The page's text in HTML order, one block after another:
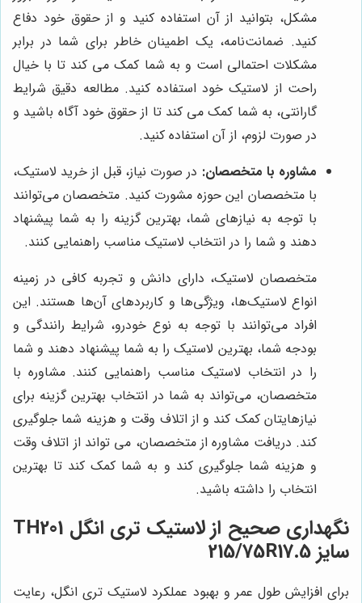
مشکل، بتوانید از آن استفاده کنید و از حقوق خود دفاع
کنید. ضمانت‌نامه، یک اطمینان خاطر برای شما در برابر
مشکلات احتمالی است و به شما کمک می کند تا با خیال
راحت از لاستیک خود استفاده کنید. مطالعه دقیق شرایط
گارانتی، به شما کمک می کند تا از حقوق خود آگاه باشید و
در صورت لزوم، از آن استفاده کنید.
مشاوره با متخصصان: در صورت نیاز، قبل از خرید لاستیک،
با متخصصان این حوزه مشورت کنید. متخصصان می‌توانند
با توجه به نیازهای شما، بهترین گزینه را به شما پیشنهاد
دهند و شما را در انتخاب لاستیک مناسب راهنمایی کنند.
متخصصان لاستیک، دارای دانش و تجربه کافی در زمینه
انواع لاستیک‌ها، ویژگی‌ها و کاربردهای آن‌ها هستند. این
افراد می‌توانند با توجه به نوع خودرو، شرایط رانندگی و
بودجه شما، بهترین لاستیک را به شما پیشنهاد دهند و شما
را در انتخاب لاستیک مناسب راهنمایی کنند. مشاوره با
متخصصان، می‌تواند به شما در انتخاب بهترین گزینه برای
نیازهایتان کمک کند و از اتلاف وقت و هزینه شما جلوگیری
کند. دریافت مشاوره از متخصصان، می تواند از اتلاف وقت
و هزینه شما جلوگیری کند و به شما کمک کند تا بهترین
انتخاب را داشته باشید.
نگهداری صحیح از لاستیک تری انگل TH201
سایز 215/75R17.5
برای افزایش طول عمر و بهبود عملکرد لاستیک تری انگل، رعایت